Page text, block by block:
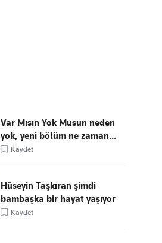
Var Mısın Yok Musun neden
yok, yeni bölüm ne zaman...
Kaydet
Hüseyin Taşkıran şimdi
bambaşka bir hayat yaşıyor
Kaydet